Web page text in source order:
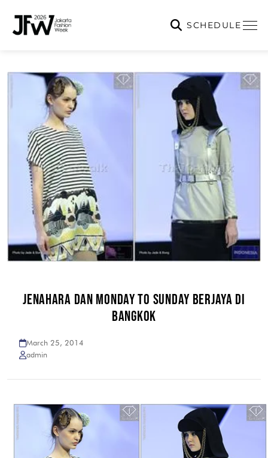
SCHEDULE
JENAHARA DAN MONDAY TO SUNDAY BERJAYA DI
BANGKOK
March 25, 2014
admin